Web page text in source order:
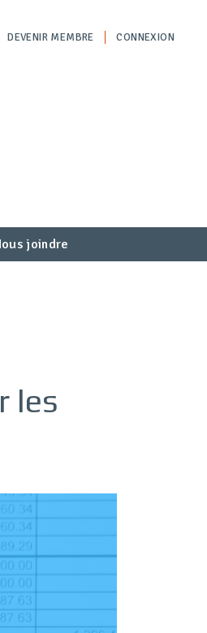
DEVENIR MEMBRE CONNEXION
joindre
les